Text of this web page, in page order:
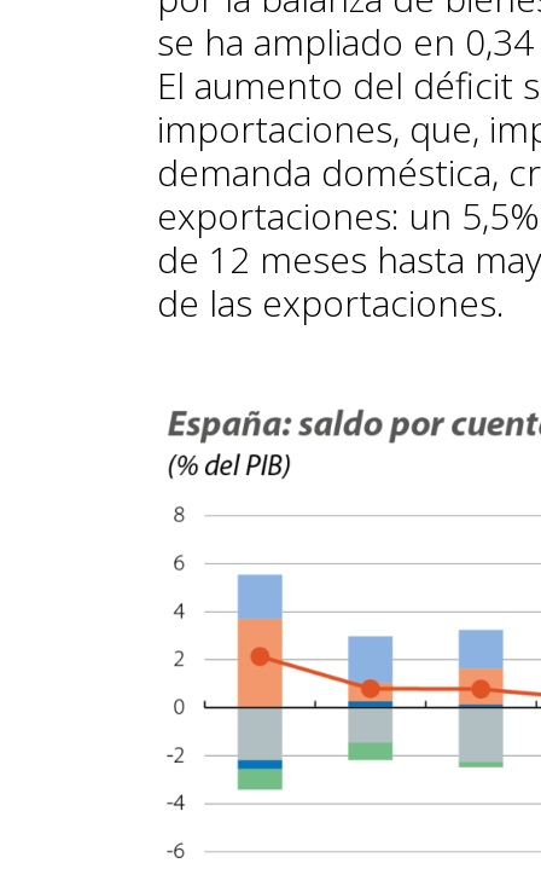
se ha ampliado en
El aumento del déficit
importaciones, que,
demanda doméstica,
exportaciones: un
de 12 meses hasta
de las exportaciones.